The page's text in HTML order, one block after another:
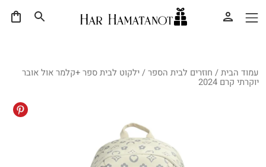
עמוד הבית/ חוזרים לבית הספר/ ילקוט לבית ספר +קלמר אול אובר
יוקרתי קרם 2024